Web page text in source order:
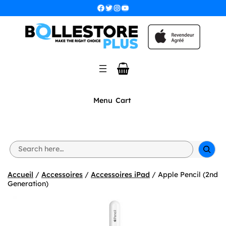
Facebook Twitter InstagramYouTube
Menu Cart
S
e
r
c
Accueil / Accessoires / Accessoires iPad / Apple Pencil (2nd
Generation)